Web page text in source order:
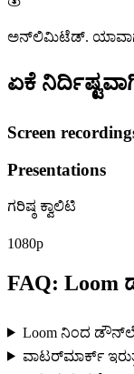
ಅನ್‌ಲಿಮಿಟೆಡ್.
ಏಕೆ
Screen
Presentations
ಗರಿಷ್ಠ ಕ್ವಾಲಿಟಿ
1080p
FAQ:
Loom ನಿಂದ
ವಾಟರ್‌ಮಾರ್ಕ್